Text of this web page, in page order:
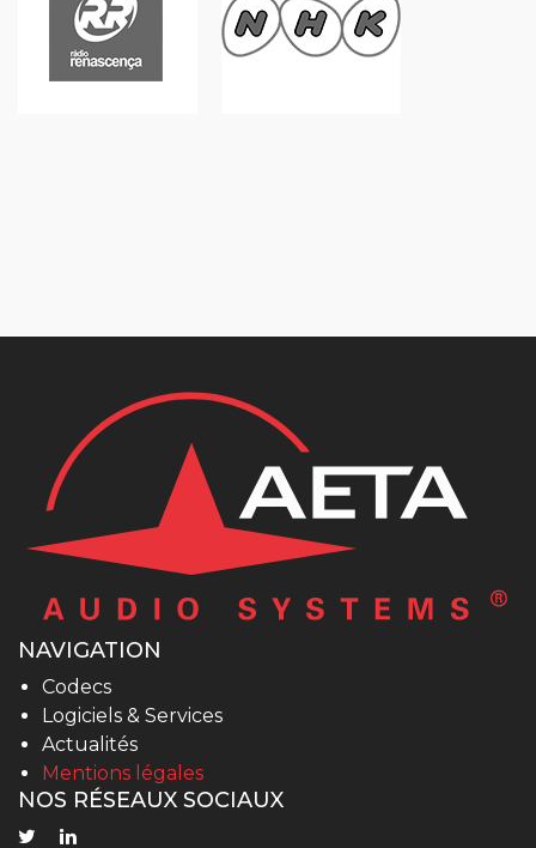
NAVIGATION
Codecs
Logiciels & Services
Actualités
Mentions légales
NOS RÉSEAUX SOCIAUX